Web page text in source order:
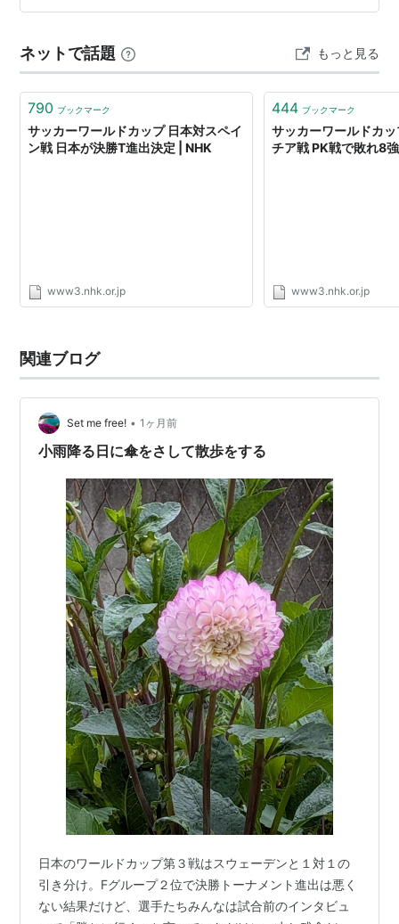
らくヒメコガネツルタケだろう。 これもヒメコガネツル
名前が分からないが、顔を近づけると強烈に黴臭かっ
た！ こちらは木の根元に…
ネットで話題 もっと見る
790 ブックマーク
サッカーワールドカップ 日本対スペイ
ン戦 日本が決勝T進出決定 | NHK
www3.nhk.or.jp
444 ブックマーク
サッカーワールドカ
チア戦 PK戦で敗れ8
www3.nhk.or.jp
関連ブログ
Set me free! • 1ヶ月前
小雨降る日に傘をさして散歩をする
日本のワールドカップ第３戦はスウェーデンと１対１の
引き分け。Fグループ２位で決勝トーナメント進出は悪く
ない結果だけど、選手たちみんなは試合前のインタビュ